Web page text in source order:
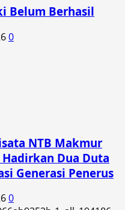
Belum Berhasil
0
NTB Makmur
Dua Duta
Generasi Penerus
0